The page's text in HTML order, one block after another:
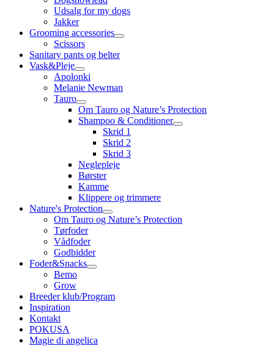
Udsalg for my dogs
Jakker
Grooming accessories
Scissors
Sanitary pants og belter
Vask&Pleje
Apolonki
Melanie Newman
Tauro
Om Tauro og Nature’s Protection
Shampoo & Conditioner
Skrid 1
Skrid 2
Skrid 3
Neglepleje
Børster
Kamme
Klippere og trimmere
Nature's Protection
Om Tauro og Nature’s Protection
Tørfoder
Vådfoder
Godbidder
Foder&Snacks
Bemo
Grow
Breeder klub/Program
Inspiration
Kontakt
POKUSA
Magie di angelica